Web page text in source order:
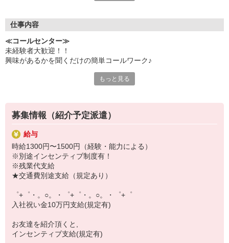
充実の福利厚生、各種施設利用の特典など、
お仕事以外も充実させたいあなたの味方です♪
【選べるお仕事いろいろ】
▼工場・製造・軽作業系
機械/食品製造・梱包・仕分け・加工・組立・検査
▼美容系
眉毛サロンのアイブロウ・ネイリスト・エステ
▼営業・販売
法人営業・アパレル販売・個別指導塾・人材紹介
▼人気案件も多数♪
短期・期間限定・オープニング・官公庁案件
上場/優良/大手企業など
【スマホ面接実施中】
￣￣￣￣￣￣￣￣￣
自宅に居ながらスマホでカンタン面接OK！
オンライン面談なのでスピード対応。
即日登録もOK♪
仕事内容
≪コールセンター≫
未経験者大歓迎！！
興味があるかを聞くだけの簡単コールワーク♪
営業やアポ取りは一切ありません！！
もっと見る
募集情報（紹介予定派遣）
給与
時給1300円〜1500円（経験・能力による）
※別途インセンティブ制度有！
※残業代支給
★交通費別途支給（規定あり）
゜+゜・。○。・゜+゜・。○。・゜+゜
入社祝い金10万円支給(規定有)
お友達を紹介頂くと,
インセンティブ支給(規定有)